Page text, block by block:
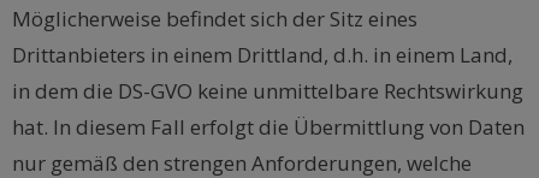
Möglicherweise befindet sich der Sitz eines
Drittanbieters in einem Drittland, d.h. in einem Land,
in dem die DS-GVO keine unmittelbare Rechtswirkung
hat. In diesem Fall erfolgt die Übermittlung von Daten
nur gemäß den strengen Anforderungen, welche